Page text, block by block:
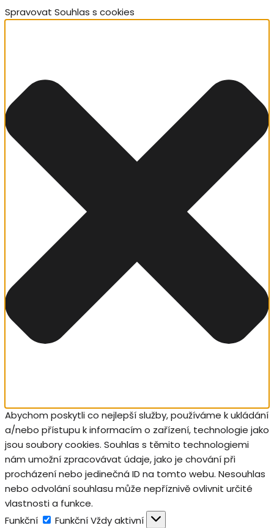
Spravovat Souhlas s cookies
Abychom poskytli co nejlepší služby, používáme k ukládání
a/nebo přístupu k informacím o zařízení, technologie jako
jsou soubory cookies. Souhlas s těmito technologiemi
nám umožní zpracovávat údaje, jako je chování při
procházení nebo jedinečná ID na tomto webu. Nesouhlas
nebo odvolání souhlasu může nepříznivě ovlivnit určité
vlastnosti a funkce.
Funkční
FunkčníVždy aktivní